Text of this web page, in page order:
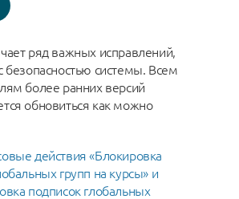
ряд важных исправлений,
безопасностью системы. Всем
более ранних версий
обновиться как можно
действия «Блокировка
групп на курсы» и
подписок глобальных